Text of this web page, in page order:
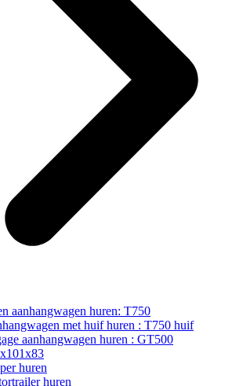
aanhangwagen huren: T750
met huif huren : T750 huif
aanhangwagen huren : GT500
huren
huren